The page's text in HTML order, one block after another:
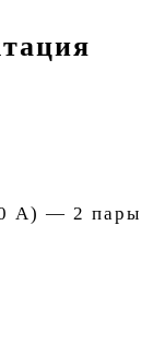
А) — 2 пары